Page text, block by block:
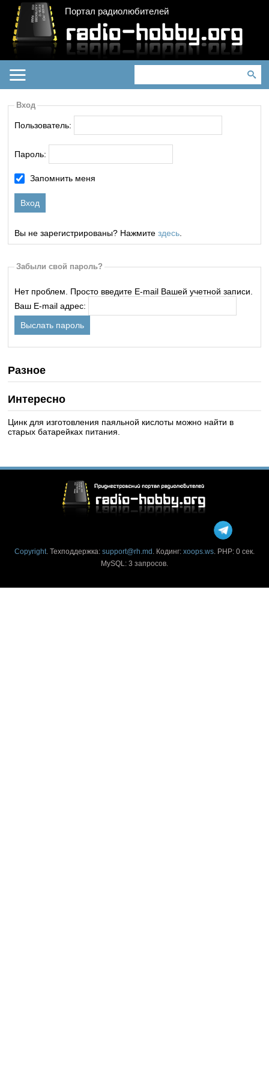
Портал радиолюбителей
Вход
Пользователь:
Пароль:
Запомнить меня
Вы не зарегистрированы? Нажмитездесь
Забыли свой пароль?
Нет проблем. Просто введите E-mail Вашей учетной записи.
Ваш E-mail адрес:
Разное
Интересно
Цинк для изготовления паяльной кислоты можно найти в
старых батарейках питания.
Copyright. Техподдержка: support@rh.md . Кодинг: xoops.ws. PHP: 0 сек.
MySQL: 3 запросов.